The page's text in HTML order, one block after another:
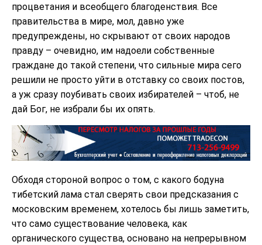
процветания и всеобщего благоденствия. Все
правительства в мире, мол, давно уже
предупреждены, но скрывают от своих народов
правду – очевидно, им надоели собственные
граждане до такой степени, что сильные мира сего
решили не просто уйти в отставку со своих постов,
а уж сразу поубивать своих избирателей – чтоб, не
дай Бог, не избрали бы их опять.
Обходя стороной вопрос о том, с какого бодуна
тибетский лама стал сверять свои предсказания с
московским временем, хотелось бы лишь заметить,
что само существование человека, как
органического существа, основано на непрерывном